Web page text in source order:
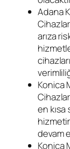
Adana
arıza
Konica
en kısa
devam
Konica